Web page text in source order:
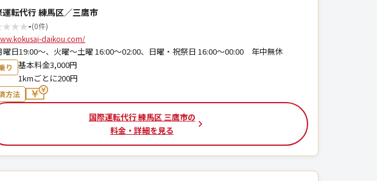
運転代行 練馬区／三鷹市
★★★-(0件)
daikou.com/
曜日19:00～、火曜〜土曜 16:00〜02:00、日曜・祝祭日 16:00〜00:00 年中無休
り
基本料金3,000円
1kmごとに200円
方法
国際運転代行 練馬区 三鷹市の
料金・詳細を見る